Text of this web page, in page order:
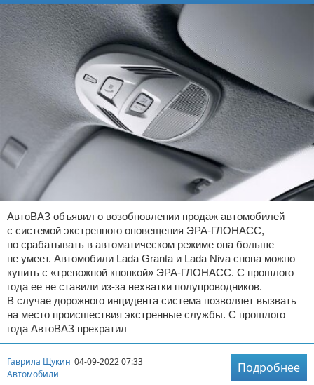
АвтоВАЗ объявил о возобновлении продаж автомобилей
с системой экстренного оповещения ЭРА-ГЛОНАСС,
но срабатывать в автоматическом режиме она больше
не умеет. Автомобили Lada Granta и Lada Niva снова можно
купить с «тревожной кнопкой» ЭРА-ГЛОНАСС. С прошлого
года ее не ставили из-за нехватки полупроводников.
В случае дорожного инцидента система позволяет вызвать
на место происшествия экстренные службы. С прошлого
года АвтоВАЗ прекратил
Гаврила Щукин 04-09-2022 07:33
Автомобили
Подробнее